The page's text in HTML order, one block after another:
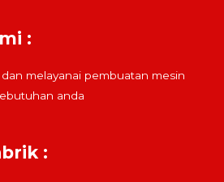
:
melayanai pembuatan mesin
anda
: